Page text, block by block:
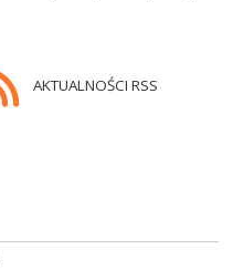
AKTUALNOŚCI RSS